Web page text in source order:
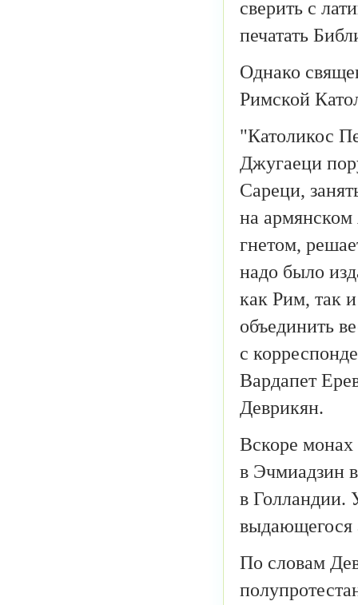
сверить с
печатать
Однако
Римской
"Католикос
Джугаеци
Сареци,
на армянском
гнетом,
надо было
как Рим, так
объединить
с
Вардапет
Деврикян.
Вскоре монах
в Эчмиадзин
в Голландии.
выдающегося
По словам